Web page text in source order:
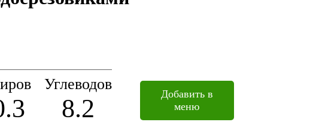
Углеводов
8.2
Добавить в
меню